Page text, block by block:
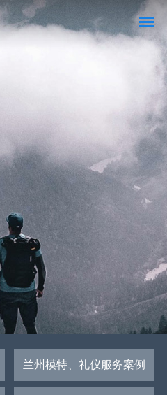
兰州模特、礼仪服务案例